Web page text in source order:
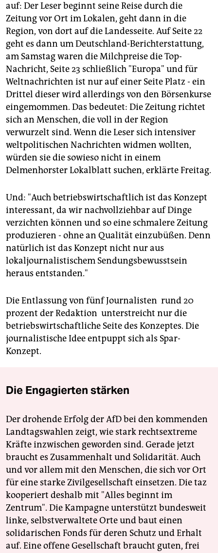
auf: Der Leser beginnt seine Reise durch die
Zeitung vor Ort im Lokalen, geht dann in die
Region, von dort auf die Landesseite. Auf Seite 22
geht es dann um Deutschland-Berichterstattung,
am Samstag waren die Milchpreise die Top-
Nachricht, Seite 23 schließlich "Europa" und für
Weltnachrichten ist nur auf einer Seite Platz - ein
Drittel dieser wird allerdings von den Börsenkurse
eingemommen. Das bedeutet: Die Zeitung richtet
sich an Menschen, die voll in der Region
verwurzelt sind. Wenn die Leser sich intensiver
weltpolitischen Nachrichten widmen wollten,
würden sie die sowieso nicht in einem
Delmenhorster Lokalblatt suchen, erklärte Freitag.
Und: "Auch betriebswirtschaftlich ist das Konzept
interessant, da wir nachvollziehbar auf Dinge
verzichten können und so eine schmalere Zeitung
produzieren - ohne an Qualität einzubüßen. Denn
natürlich ist das Konzept nicht nur aus
lokaljournalistischem Sendungsbewusstsein
heraus entstanden."
Die Entlassung von fünf Journalisten ­ rund 20
prozent der Redaktion ­ unterstreicht nur die
betriebswirtschaftliche Seite des Konzeptes. Die
journalistische Idee entpuppt sich als Spar-
Konzept.
Die Engagierten stärken
Der drohende Erfolg der AfD bei den kommenden
Landtagswahlen zeigt, wie stark rechtsextreme
Kräfte inzwischen geworden sind. Gerade jetzt
braucht es Zusammenhalt und Solidarität. Auch
und vor allem mit den Menschen, die sich vor Ort
für eine starke Zivilgesellschaft einsetzen. Die taz
kooperiert deshalb mit "Alles beginnt im
Zentrum". Die Kampagne unterstützt bundesweit
linke, selbstverwaltete Orte und baut einen
solidarischen Fonds für deren Schutz und Erhalt
auf. Eine offene Gesellschaft braucht guten, frei